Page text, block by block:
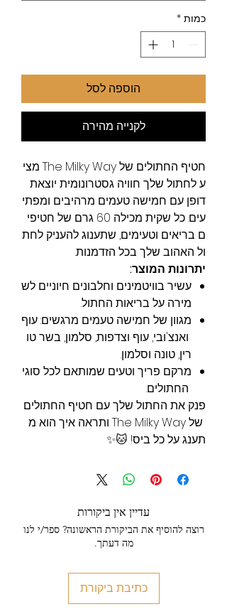
כמות *
הוספה לסל
לקנייה מהירה
חטיף החתולים של The Milky Way מצי
ע לחתול שלך חוויה גסטרונומית יוצאת
דופן עם חמישה טעמים מרהיבים ומפתי
עים. כל שקית מכילה 60 גרם של חטיפי
ם בריאים וטעימים, שתענוג להעניק לחת
ול האהוב שלך בכל הזדמנות.
יתרונות המוצר:
עשיר בוויטמינים וחלבונים חיוניים לש
מירה על בריאות החתול.
מגוון של חמישה טעמים מרגשים: עוף
ואנצ'ובי, עוף וצדפות, סלמון, בשר טו
רין, טונה וסלמון.
מרקם פריך וטעים שמותאם לכל סוגי
החתולים.
פנק את החתול שלך עם חטיף החתולים
של The Milky Way ותראה איך הוא מ
תענג על כל ביס! 🐱✨
עדיין אין ביקורות
רוצה להוסיף את הביקורת הראשונה? ספר/י לנו
מה דעתך.
כתיבת ביקורת